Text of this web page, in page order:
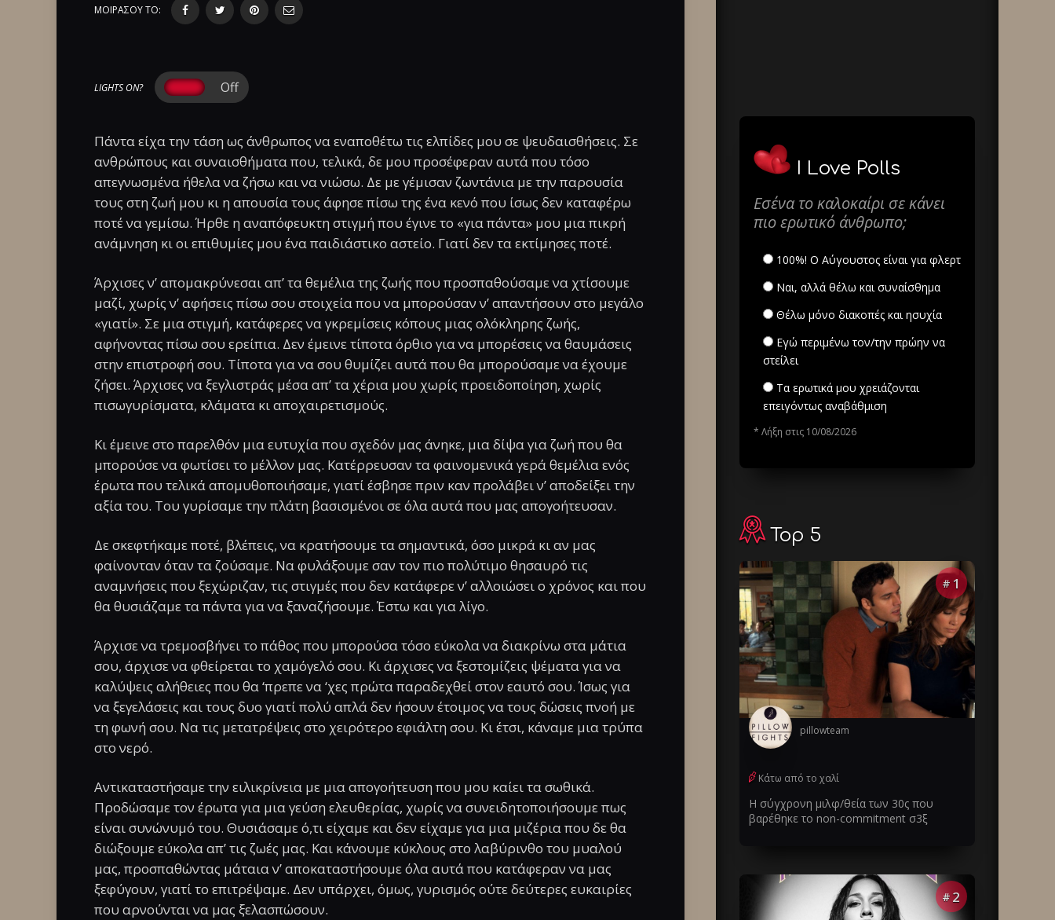
ΜΟΙΡΑΣΟΥ ΤΟ:
LIGHTS ON?
Πάντα είχα την τάση ως άνθρωπος να εναποθέτω τις ελπίδες μου σε ψευδαισθήσεις. Σε
ανθρώπους και συναισθήματα που, τελικά, δε μου προσέφεραν αυτά που τόσο
απεγνωσμένα ήθελα να ζήσω και να νιώσω. Δε με γέμισαν ζωντάνια με την παρουσία
τους στη ζωή μου κι η απουσία τους άφησε πίσω της ένα κενό που ίσως δεν καταφέρω
ποτέ να γεμίσω. Ήρθε η αναπόφευκτη στιγμή που έγινε το «για πάντα» μου μια πικρή
ανάμνηση κι οι επιθυμίες μου ένα παιδιάστικο αστείο. Γιατί δεν τα εκτίμησες ποτέ.
Άρχισες ν’ απομακρύνεσαι απ’ τα θεμέλια της ζωής που προσπαθούσαμε να χτίσουμε
μαζί, χωρίς ν’ αφήσεις πίσω σου στοιχεία που να μπορούσαν ν’ απαντήσουν στο μεγάλο
«γιατί». Σε μια στιγμή, κατάφερες να γκρεμίσεις κόπους μιας ολόκληρης ζωής,
αφήνοντας πίσω σου ερείπια. Δεν έμεινε τίποτα όρθιο για να μπορέσεις να θαυμάσεις
στην επιστροφή σου. Τίποτα για να σου θυμίζει αυτά που θα μπορούσαμε να έχουμε
ζήσει. Άρχισες να ξεγλιστράς μέσα απ’ τα χέρια μου χωρίς προειδοποίηση, χωρίς
πισωγυρίσματα, κλάματα κι αποχαιρετισμούς.
Κι έμεινε στο παρελθόν μια ευτυχία που σχεδόν μας άνηκε, μια δίψα για ζωή που θα
μπορούσε να φωτίσει το μέλλον μας. Κατέρρευσαν τα φαινομενικά γερά θεμέλια ενός
έρωτα που τελικά απομυθοποιήσαμε, γιατί έσβησε πριν καν προλάβει ν’ αποδείξει την
αξία του. Του γυρίσαμε την πλάτη βασισμένοι σε όλα αυτά που μας απογοήτευσαν.
Δε σκεφτήκαμε ποτέ, βλέπεις, να κρατήσουμε τα σημαντικά, όσο μικρά κι αν μας
φαίνονταν όταν τα ζούσαμε. Να φυλάξουμε σαν τον πιο πολύτιμο θησαυρό τις
αναμνήσεις που ξεχώριζαν, τις στιγμές που δεν κατάφερε ν’ αλλοιώσει ο χρόνος και που
θα θυσιάζαμε τα πάντα για να ξαναζήσουμε. Έστω και για λίγο.
Άρχισε να τρεμοσβήνει το πάθος που μπορούσα τόσο εύκολα να διακρίνω στα μάτια
σου, άρχισε να φθείρεται το χαμόγελό σου. Κι άρχισες να ξεστομίζεις ψέματα για να
καλύψεις αλήθειες που θα ‘πρεπε να ‘χες πρώτα παραδεχθεί στον εαυτό σου. Ίσως για
να ξεγελάσεις και τους δυο γιατί πολύ απλά δεν ήσουν έτοιμος να τους δώσεις πνοή με
τη φωνή σου. Να τις μετατρέψεις στο χειρότερο εφιάλτη σου. Κι έτσι, κάναμε μια τρύπα
στο νερό.
Αντικαταστήσαμε την ειλικρίνεια με μια απογοήτευση που μου καίει τα σωθικά.
Προδώσαμε τον έρωτα για μια γεύση ελευθερίας, χωρίς να συνειδητοποιήσουμε πως
είναι συνώνυμό του. Θυσιάσαμε ό,τι είχαμε και δεν είχαμε για μια μιζέρια που δε θα
διώξουμε εύκολα απ’ τις ζωές μας. Και κάνουμε κύκλους στο λαβύρινθο του μυαλού
μας, προσπαθώντας μάταια ν’ αποκαταστήσουμε όλα αυτά που κατάφεραν να μας
ξεφύγουν, γιατί το επιτρέψαμε. Δεν υπάρχει, όμως, γυρισμός ούτε δεύτερες ευκαιρίες
που αρνούνται να μας ξελασπώσουν.
I Love Polls
Εσένα το καλοκαίρι σε κάνει
πιο ερωτικό άνθρωπο;
100%! Ο Αύγουστος είναι για φλερτ
Ναι, αλλά θέλω και συναίσθημα
Θέλω μόνο διακοπές και ησυχία
Εγώ περιμένω τον/την πρώην να
στείλει
Τα ερωτικά μου χρειάζονται
επειγόντως αναβάθμιση
* Λήξη στις 10/08/2026
Top 5
# 1
pillowteam
Κάτω από το χαλί
Η σύγχρονη μιλφ/θεία των 30ς που
βαρέθηκε το non-commitment σ3ξ
# 2